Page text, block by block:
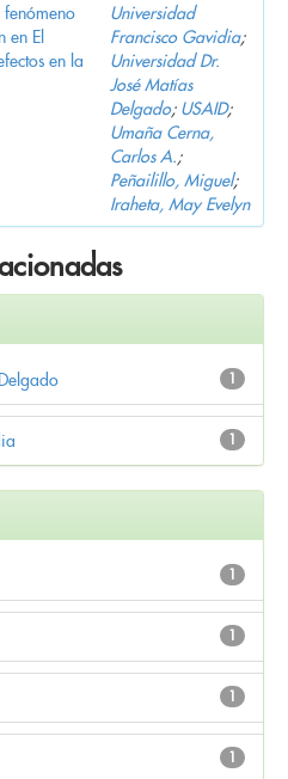
fenómeno
en El
en la
Universidad
Francisco Gavidia;
Universidad Dr.
José Matías
Delgado; USAID;
Umaña Cerna,
Carlos A.;
Peñailillo, Miguel;
Iraheta, May Evelyn
1
1
1
1
1
1